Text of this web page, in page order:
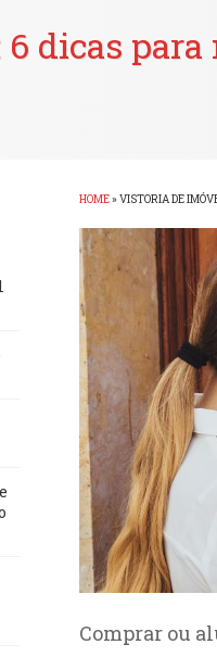
dicas
HOME»VISTORIA DE
Comprar ou